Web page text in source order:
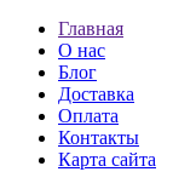
Главная
О нас
Блог
Доставка
Оплата
Контакты
Карта сайта